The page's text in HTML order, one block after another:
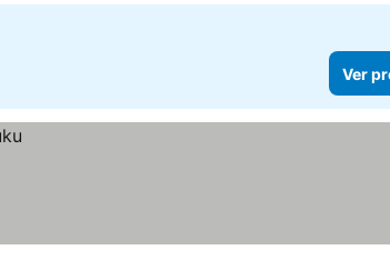
Ver